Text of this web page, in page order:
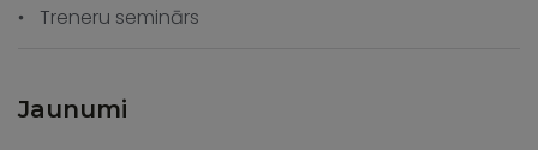
Treneru seminārs
Jaunumi